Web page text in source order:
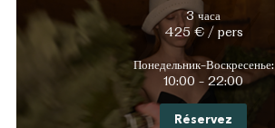
3 часа
425 € / pers
Понедельник-Воскресенье:
10:00 - 22:00
Réservez